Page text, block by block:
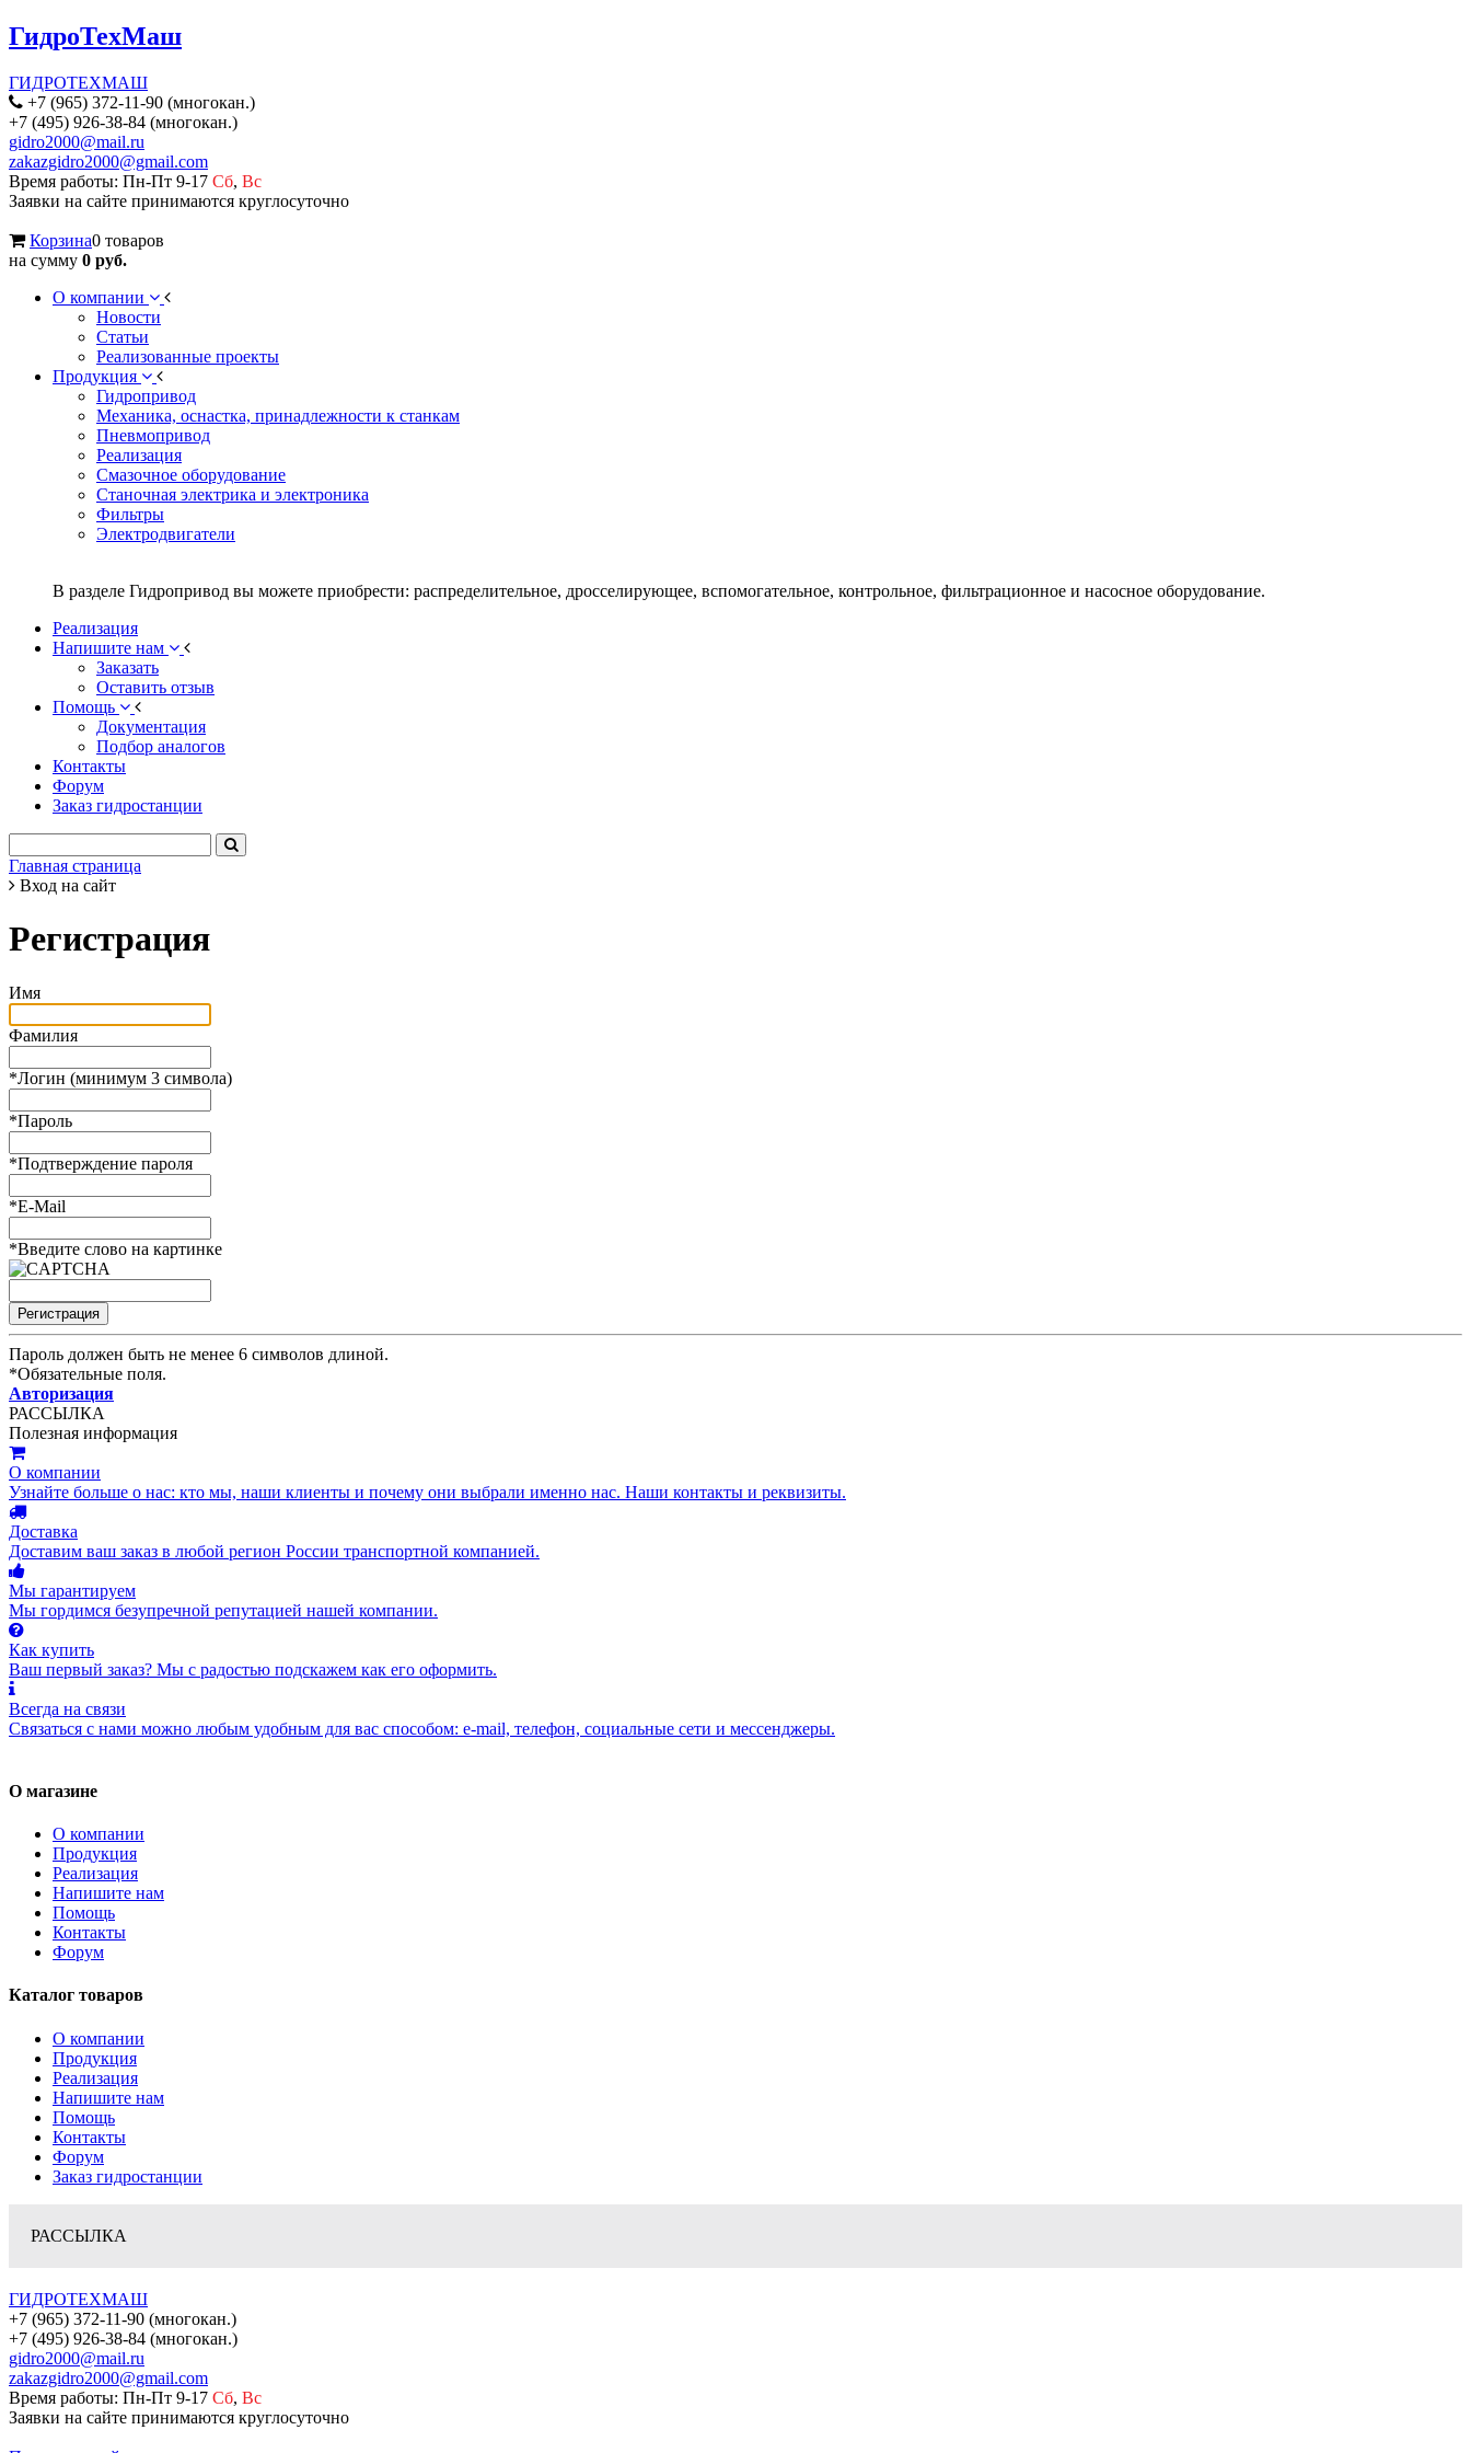
ГидроТехМаш
ГИДРОТЕХМАШ
+7 (965) 372-11-90 (многокан.)
+7 (495) 926-38-84 (многокан.)
gidro2000@mail.ru
zakazgidro2000@gmail.com
Время работы: Пн-Пт 9-17 Сб, Вс
Заявки на сайте принимаются круглосуточно
Корзина0 товаров
на сумму 0 руб.
О компании
Новости
Статьи
Реализованные проекты
Продукция
Гидропривод
Механика, оснастка, принадлежности к станкам
Пневмопривод
Реализация
Смазочное оборудование
Станочная электрика и электроника
Фильтры
Электродвигатели
В разделе Гидропривод вы можете приобрести: распределительное, дросселирующее, вспомогательное, контрольное, фильтрационное и насосное оборудование.
Реализация
Напишите нам
Заказать
Оставить отзыв
Помощь
Документация
Подбор аналогов
Контакты
Форум
Заказ гидростанции
Главная страница
Вход на сайт
Регистрация
Имя
Фамилия
*Логин (минимум 3 символа)
*Пароль
*Подтверждение пароля
*E-Mail
*Введите слово на картинке
Пароль должен быть не менее 6 символов длиной.
*Обязательные поля.
Авторизация
РАССЫЛКА
Полезная информация
О компании
Узнайте больше о нас: кто мы, наши клиенты и почему они выбрали именно нас. Наши контакты и реквизиты.
Доставка
Доставим ваш заказ в любой регион России транспортной компанией.
Мы гарантируем
Мы гордимся безупречной репутацией нашей компании.
Как купить
Ваш первый заказ? Мы с радостью подскажем как его оформить.
Всегда на связи
Связаться с нами можно любым удобным для вас способом: e-mail, телефон, социальные сети и мессенджеры.
О магазине
О компании
Продукция
Реализация
Напишите нам
Помощь
Контакты
Форум
Каталог товаров
О компании
Продукция
Реализация
Напишите нам
Помощь
Контакты
Форум
Заказ гидростанции
РАССЫЛКА
ГИДРОТЕХМАШ
+7 (965) 372-11-90 (многокан.)
+7 (495) 926-38-84 (многокан.)
gidro2000@mail.ru
zakazgidro2000@gmail.com
Время работы: Пн-Пт 9-17 Сб, Вс
Заявки на сайте принимаются круглосуточно